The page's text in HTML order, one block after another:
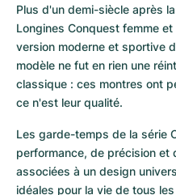
Plus d'un demi-siècle après
Longines Conquest femme
version moderne et sportive
modèle ne fut en rien une
classique : ces montres ont
ce n'est leur qualité.
Les garde-temps de la série
performance, de précision et
associées à un design
idéales pour la vie de tous